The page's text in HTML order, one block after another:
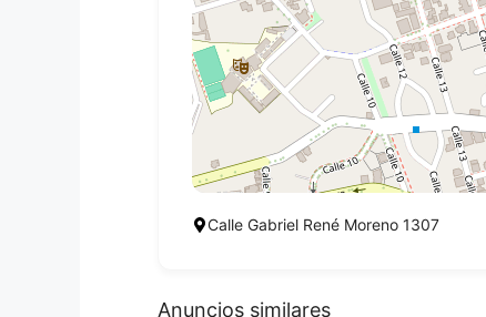
Calle Gabriel René Moreno 1307
Anuncios similares